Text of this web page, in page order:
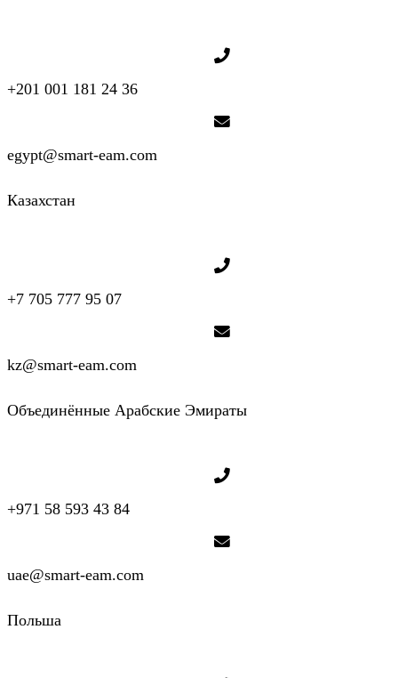
+201 001 181 24 36
egypt@smart-eam.com
Казахстан
+7 705 777 95 07
kz@smart-eam.com
Объединённые Арабские Эмираты
+971 58 593 43 84
uae@smart-eam.com
Польша